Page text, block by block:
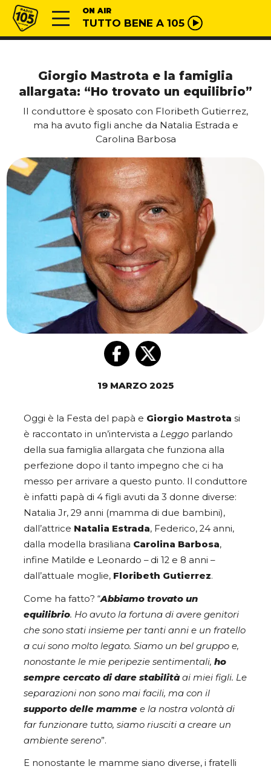
Vai al contenuto
Radio 105 ON AIR
TUTTO BENE A 105
Giorgio Mastrota e la famiglia
allargata: “Ho trovato un equilibrio”
Il conduttore è sposato con Floribeth Gutierrez,
ma ha avuto figli anche da Natalia Estrada e
Carolina Barbosa
19 MARZO 2025
Oggi è la Festa del papà e Giorgio Mastrota si
è raccontato in un’intervista a Leggo parlando
della sua famiglia allargata che funziona alla
perfezione dopo il tanto impegno che ci ha
messo per arrivare a questo punto. Il conduttore
è infatti papà di 4 figli avuti da 3 donne diverse:
Natalia Jr, 29 anni (mamma di due bambini),
dall’attrice Natalia Estrada, Federico, 24 anni,
dalla modella brasiliana Carolina Barbosa,
infine Matilde e Leonardo – di 12 e 8 anni –
dall’attuale moglie, Floribeth Gutierrez.
Come ha fatto? “Abbiamo trovato un
equilibrio. Ho avuto la fortuna di avere genitori
che sono stati insieme per tanti anni e un fratello
a cui sono molto legato. Siamo un bel gruppo e,
nonostante le mie peripezie sentimentali, ho
sempre cercato di dare stabilitàai miei figli. Le
separazioni non sono mai facili, ma con il
supporto delle mamme e la nostra volontà di
far funzionare tutto, siamo riusciti a creare un
ambiente sereno”.
E nonostante le mamme siano diverse, i fratelli